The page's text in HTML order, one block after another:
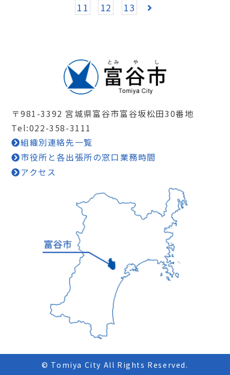
11
12 13
〒981-3392 宮城県富谷市富谷坂松田30番地
Tel:022-358-3111
組織別連絡先一覧
市役所と各出張所の窓口業務時間
アクセス
© Tomiya City All Rights Reserved.